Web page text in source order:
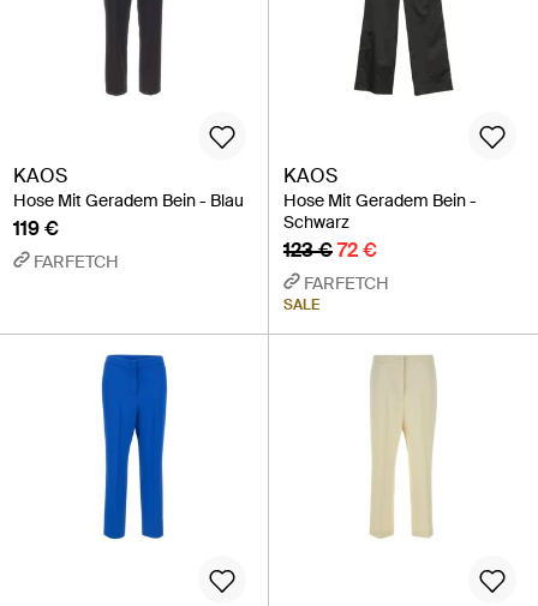
KAOS
Hose Mit Geradem Bein - Blau
119 €
FARFETCH
KAOS
Hose Mit Geradem Bein -
Schwarz
123 €72 €
FARFETCH
SALE